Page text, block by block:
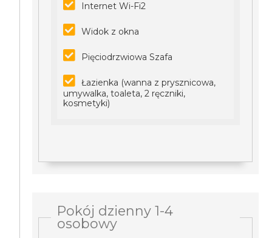
Internet Wi-Fi2
Widok z okna
Pięciodrzwiowa Szafa
Łazienka (wanna z prysznicowa,
umywalka, toaleta, 2 ręczniki,
kosmetyki)
Pokój dzienny 1-4
osobowy